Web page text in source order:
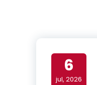
6
jul, 2026